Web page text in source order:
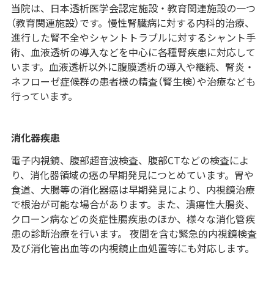
当院は、日本透析医学会認定施設・教育関連施設の一つ
（教育関連施設）です。慢性腎臓病に対する内科的治療、
進行した腎不全やシャントトラブルに対するシャント手
術、血液透析の導入などを中心に各種腎疾患に対応して
います。血液透析以外に腹膜透析の導入や継続、腎炎・
ネフローゼ症候群の患者様の精査（腎生検）や治療なども
行っています。
消化器疾患
電子内視鏡、腹部超音波検査、腹部CTなどの検査によ
り、消化器領域の癌の早期発見につとめています。胃や
食道、大腸等の消化器癌は早期発見により、内視鏡治療
で根治が可能な場合があります。また、潰瘍性大腸炎、
クローン病などの炎症性腸疾患のほか、様々な消化管疾
患の診断治療を行います。 夜間を含む緊急的内視鏡検査
及び消化管出血等の内視鏡止血処置等にも対応します。